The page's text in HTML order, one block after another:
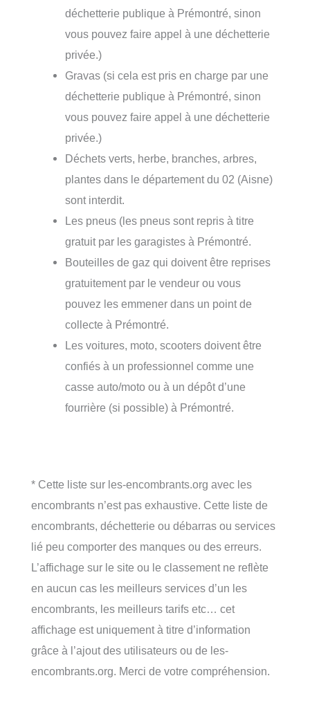
déchetterie publique à Prémontré, sinon
vous pouvez faire appel à une déchetterie
privée.)
Gravas (si cela est pris en charge par une
déchetterie publique à Prémontré, sinon
vous pouvez faire appel à une déchetterie
privée.)
Déchets verts, herbe, branches, arbres,
plantes dans le département du 02 (Aisne)
sont interdit.
Les pneus (les pneus sont repris à titre
gratuit par les garagistes à Prémontré.
Bouteilles de gaz qui doivent être reprises
gratuitement par le vendeur ou vous
pouvez les emmener dans un point de
collecte à Prémontré.
Les voitures, moto, scooters doivent être
confiés à un professionnel comme une
casse auto/moto ou à un dépôt d’une
fourrière (si possible) à Prémontré.
* Cette liste sur les-encombrants.org avec les
encombrants n’est pas exhaustive. Cette liste de
encombrants, déchetterie ou débarras ou services
lié peu comporter des manques ou des erreurs.
L’affichage sur le site ou le classement ne reflète
en aucun cas les meilleurs services d’un les
encombrants, les meilleurs tarifs etc… cet
affichage est uniquement à titre d’information
grâce à l’ajout des utilisateurs ou de les-
encombrants.org. Merci de votre compréhension.